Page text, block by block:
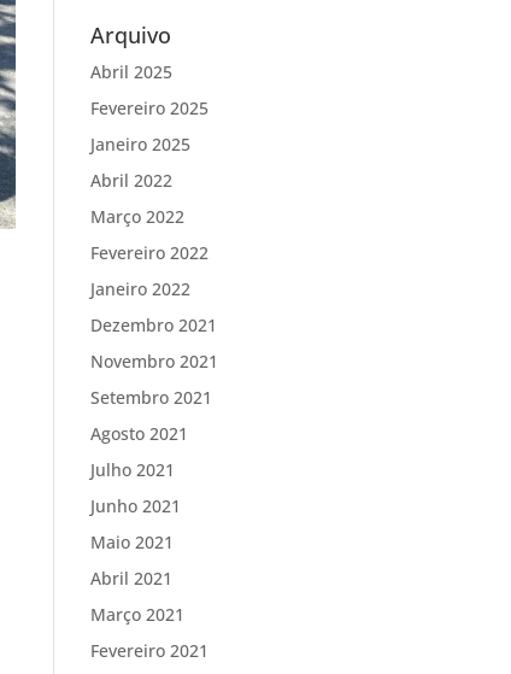
Arquivo
Abril 2025
Fevereiro 2025
Janeiro 2025
Abril 2022
Março 2022
Fevereiro 2022
Janeiro 2022
Dezembro 2021
Novembro 2021
Setembro 2021
Agosto 2021
Julho 2021
Junho 2021
Maio 2021
Abril 2021
Março 2021
Fevereiro 2021